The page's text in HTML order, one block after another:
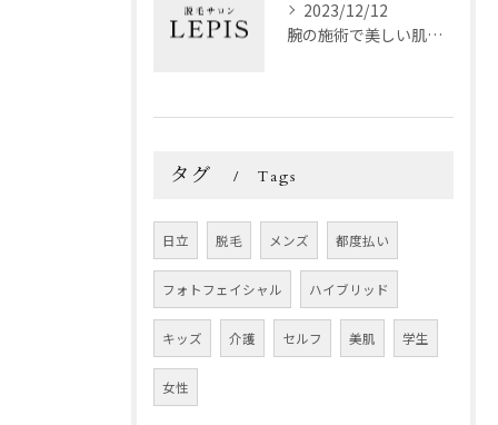
2023/12/12
腕の施術で美しい肌を手に入れよう
タグ Tags
日立 脱毛 メンズ 都度払い
フォトフェイシャル ハイブリッド
キッズ 介護 セルフ 美肌 学生
女性